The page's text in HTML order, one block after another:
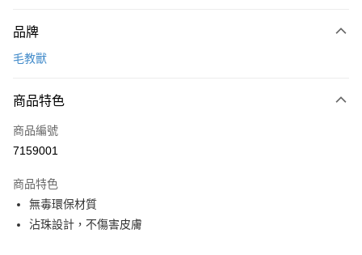
AFTEE先享後付
相關說明
AFTEE先享後付是「在收到商品之後才付款」的支付方式。 讓您購物簡單
便利好安心！
２．便利：只要手機號碼，簡訊認證，即可結帳。
３．安心：先確認商品／服務後，再付款。
【「AFTEE先享後付」結帳流程】
結帳頁面，進行簡訊認證並確認金額後，即可完成結帳。
２．訂單成立數日內，您將收到繳費通知簡訊。
運送方式
全家取貨付款
每筆NT$80，滿NT$2,000(含以上)免運費
付款後全家取貨
每筆NT$80，滿NT$2,000(含以上)免運費
品牌
毛教獸
商品特色
商品編號
7159001
商品特色
無毒環保材質
沾珠設計，不傷害皮膚